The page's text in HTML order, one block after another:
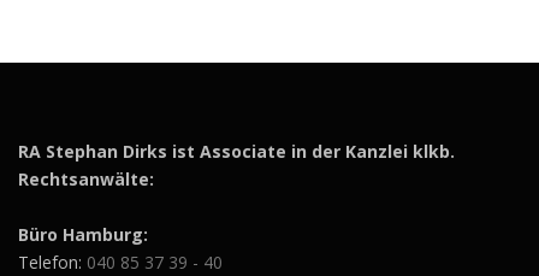
RA Stephan Dirks ist Associate in der Kanzlei klkb.
Rechtsanwälte:
Büro Hamburg:
Telefon: 040 85 37 39 - 40